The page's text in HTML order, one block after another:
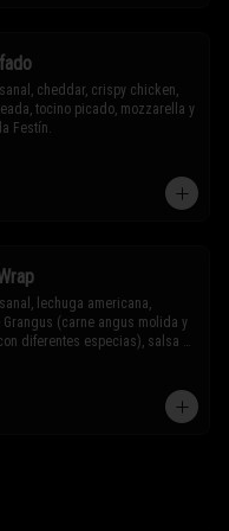
cheddar, crispy chicken,
tocino picado, mozzarella y
Festín.
lechuga americana,
Grangus (carne angus molida y
diferentes especias), salsa